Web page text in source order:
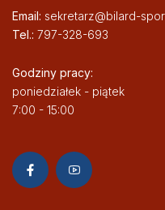
Email: sekretarz@bilard-
Tel.: 797-328-693
Godziny pracy:
poniedziałek - piątek
7:00 - 15:00